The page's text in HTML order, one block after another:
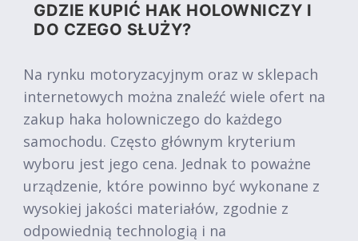
GDZIE KUPIĆ HAK HOLOWNICZY I
DO CZEGO SŁUŻY?
Na rynku motoryzacyjnym oraz w sklepach
internetowych można znaleźć wiele ofert na
zakup haka holowniczego do każdego
samochodu. Często głównym kryterium
wyboru jest jego cena. Jednak to poważne
urządzenie, które powinno być wykonane z
wysokiej jakości materiałów, zgodnie z
odpowiednią technologią i na